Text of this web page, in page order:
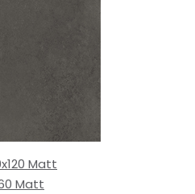
Matt
Matt